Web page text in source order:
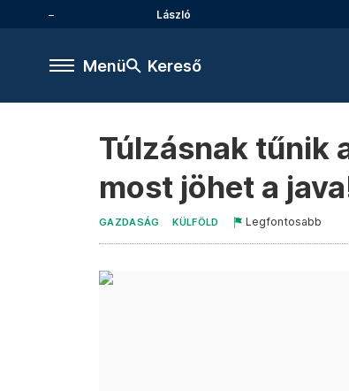
László
Menü Kereső
Túlzásnak tűnik
most jöhet a
GAZDASÁG KÜLFÖLD Legfontosabb